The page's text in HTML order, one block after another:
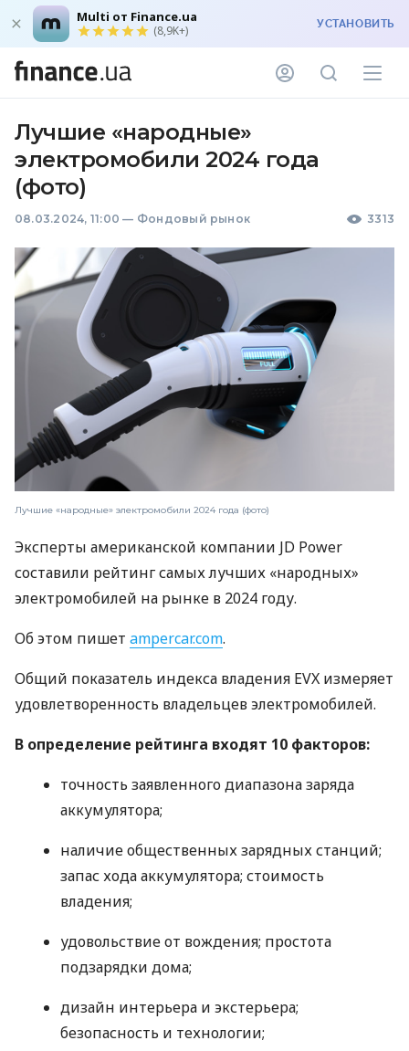
Multi от Finance.ua
(8,9K+) УСТАНОВИТЬ
Лучшие «народные»
электромобили 2024 года
(фото)
08.03.2024, 11:00 — Фондовый рынок 3313
Лучшие «народные» электромобили 2024 года (фото)
Эксперты американской компании JD Power
составили рейтинг самых лучших «народных»
электромобилей на рынке в 2024 году.
Об этом пишет ampercar.com.
Общий показатель индекса владения EVX измеряет
удовлетворенность владельцев электромобилей.
В определение рейтинга входят 10 факторов:
точность заявленного диапазона заряда
аккумулятора;
наличие общественных зарядных станций;
запас хода аккумулятора; стоимость
владения;
удовольствие от вождения; простота
подзарядки дома;
дизайн интерьера и экстерьера;
безопасность и технологии;